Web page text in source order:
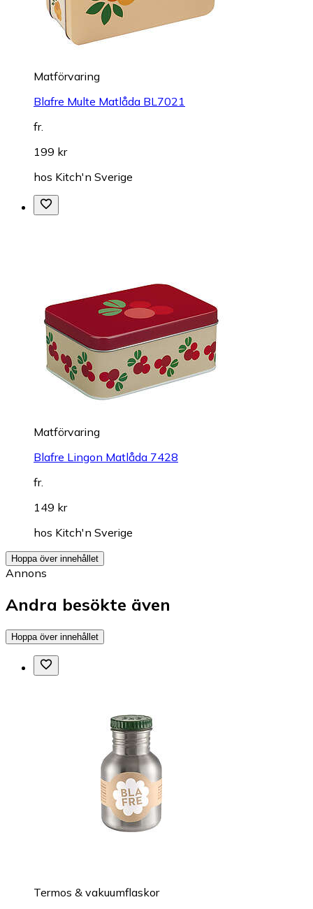
Matförvaring
Blafre Multe Matlåda BL7021
fr.
199 kr
hos Kitch'n Sverige
Matförvaring
Blafre Lingon Matlåda 7428
fr.
149 kr
hos Kitch'n Sverige
Hoppa över innehållet
Annons
Andra besökte även
Hoppa över innehållet
Termos & vakuumflaskor